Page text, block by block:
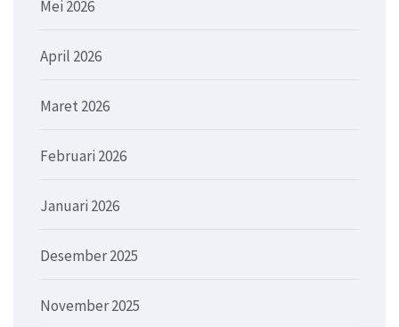
Mei 2026
April 2026
Maret 2026
Februari 2026
Januari 2026
Desember 2025
November 2025